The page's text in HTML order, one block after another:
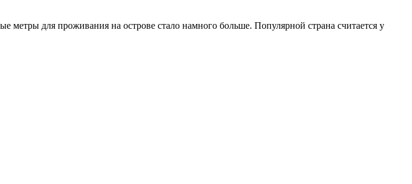
для проживания на острове стало намного больше. Популярной страна считается у